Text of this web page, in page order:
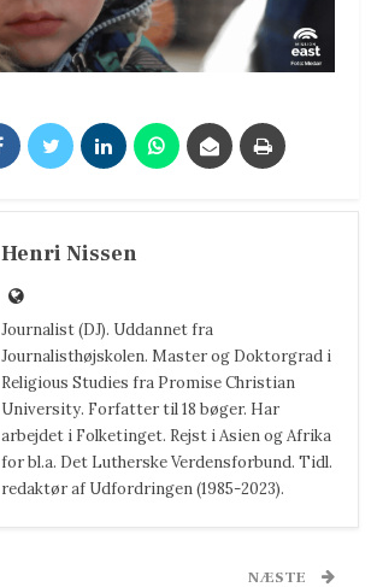
Henri Nissen
Journalist (DJ). Uddannet fra
Journalisthøjskolen. Master og Doktorgrad i
Religious Studies fra Promise Christian
University. Forfatter til 18 bøger. Har
arbejdet i Folketinget. Rejst i Asien og Afrika
for bl.a. Det Lutherske Verdensforbund. Tidl.
redaktør af Udfordringen (1985-2023).
NÆSTE